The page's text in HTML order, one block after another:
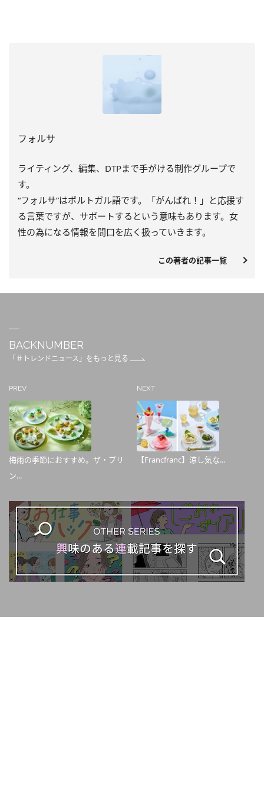
フォルサ
ライティング、編集、DTPまで手がける制作グループで
す。
“フォルサ”はポルトガル語です。「がんばれ！」と応援す
る言葉ですが、サポートするという意味もあります。女
性の為になる情報を間口を広く扱っていきます。
この著者の記事一覧
BACKNUMBER
「＃トレンドニュース」をもっと見る
PREV
梅雨の季節におすすめ。ザ・プリ
ン...
NEXT
【Francfranc】涼し気な...